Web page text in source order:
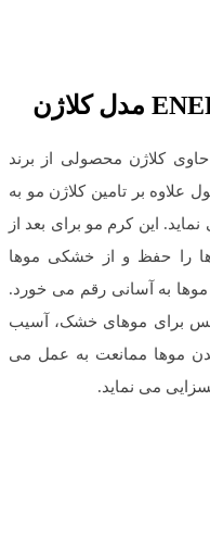
کلاژن محصولی از برند
علاوه بر تامین کلاژن مو به
این کرم مو برای بعد از
را حفظ و از خشکی موها
به آسانی رقم می خورد.
برای موهای خشک، آسیب
موها ممانعت به عمل می
می نماید.